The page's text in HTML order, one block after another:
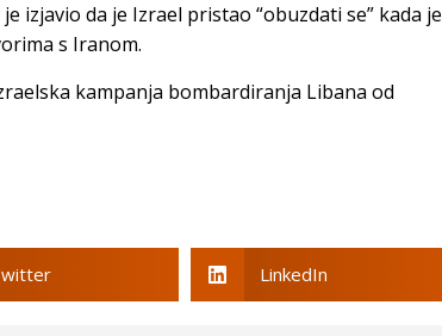
izjavio da je Izrael pristao “obuzdati se” kada je
s Iranom.
kampanja bombardiranja Libana od
LinkedIn